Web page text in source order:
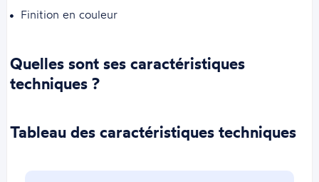
Finition en couleur
Quelles sont ses caractéristiques
techniques ?
Tableau des caractéristiques techniques